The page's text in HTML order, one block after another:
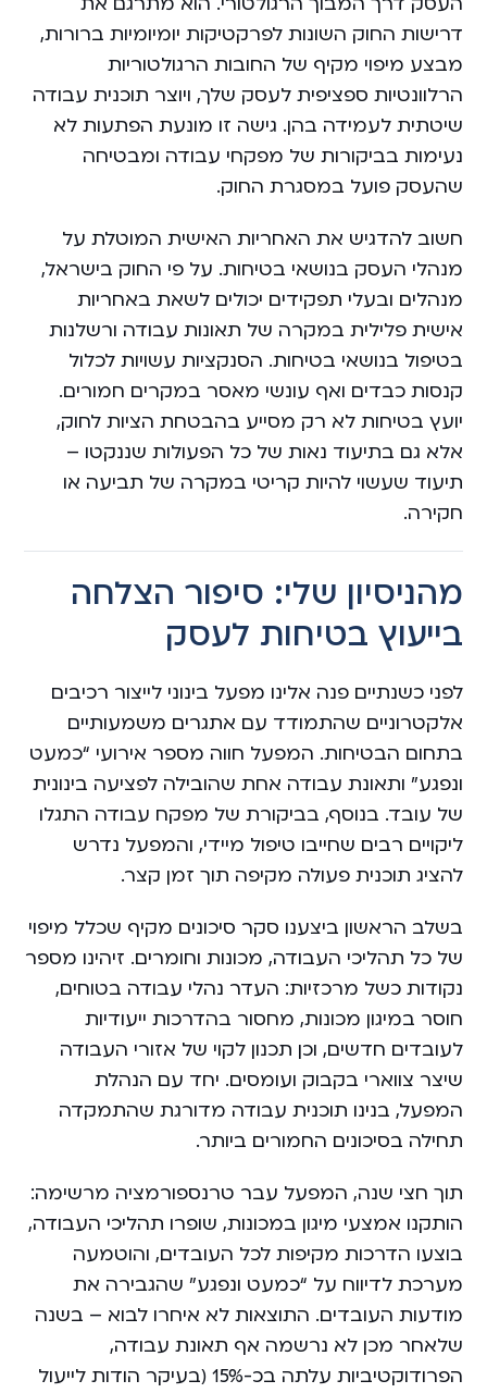
דרישות החוק השונות לפרקטיקות יומיומיות ברורות,
מבצע מיפוי מקיף של החובות הרגולטוריות
הרלוונטיות ספציפית לעסק שלך, ויוצר תוכנית עבודה
שיטתית לעמידה בהן. גישה זו מונעת הפתעות לא
נעימות בביקורות של מפקחי עבודה ומבטיחה
שהעסק פועל במסגרת החוק.
חשוב להדגיש את האחריות האישית המוטלת על
מנהלי העסק בנושאי בטיחות. על פי החוק בישראל,
מנהלים ובעלי תפקידים יכולים לשאת באחריות
אישית פלילית במקרה של תאונות עבודה ורשלנות
בטיפול בנושאי בטיחות. הסנקציות עשויות לכלול
קנסות כבדים ואף עונשי מאסר במקרים חמורים.
יועץ בטיחות לא רק מסייע בהבטחת הציות לחוק,
אלא גם בתיעוד נאות של כל הפעולות שננקטו –
תיעוד שעשוי להיות קריטי במקרה של תביעה או
חקירה.
מהניסיון שלי: סיפור הצלחה
בייעוץ בטיחות לעסק
לפני כשנתיים פנה אלינו מפעל בינוני לייצור רכיבים
אלקטרוניים שהתמודד עם אתגרים משמעותיים
בתחום הבטיחות. המפעל חווה מספר אירועי “כמעט
ונפגע” ותאונת עבודה אחת שהובילה לפציעה בינונית
של עובד. בנוסף, בביקורת של מפקח עבודה התגלו
ליקויים רבים שחייבו טיפול מיידי, והמפעל נדרש
להציג תוכנית פעולה מקיפה תוך זמן קצר.
בשלב הראשון ביצענו סקר סיכונים מקיף שכלל מיפוי
של כל תהליכי העבודה, מכונות וחומרים. זיהינו מספר
נקודות כשל מרכזיות: העדר נהלי עבודה בטוחים,
חוסר במיגון מכונות, מחסור בהדרכות ייעודיות
לעובדים חדשים, וכן תכנון לקוי של אזורי העבודה
שיצר צווארי בקבוק ועומסים. יחד עם הנהלת
המפעל, בנינו תוכנית עבודה מדורגת שהתמקדה
תחילה בסיכונים החמורים ביותר.
תוך חצי שנה, המפעל עבר טרנספורמציה מרשימה:
הותקנו אמצעי מיגון במכונות, שופרו תהליכי העבודה,
בוצעו הדרכות מקיפות לכל העובדים, והוטמעה
מערכת לדיווח על “כמעט ונפגע” שהגבירה את
מודעות העובדים. התוצאות לא איחרו לבוא – בשנה
שלאחר מכן לא נרשמה אף תאונת עבודה,
הפרודוקטיביות עלתה בכ-15% (בעיקר הודות לייעול